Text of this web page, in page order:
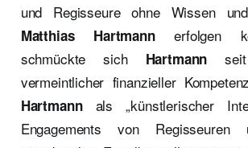
und Regisseure ohne Wissen
Matthias Hartmannerfolgen
schmückte sichHartmann
vermeintlicher finanzieller
Hartmannals „künstlerischer
Engagements von Regisseuren